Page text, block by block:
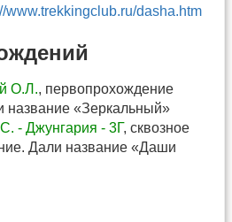
www.trekkingclub.ru/dasha.htm
О.Л., первопрохождение
название «Зеркальный»
- Джунгария - 3Г, сквозное
Дали название «Даши